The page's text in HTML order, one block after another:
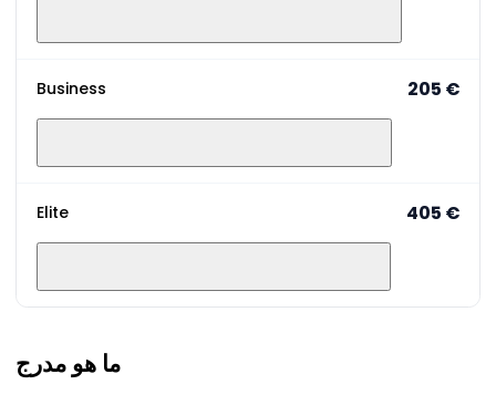
Business ‏205 €
Elite ‏405 €
ما هو مدرج